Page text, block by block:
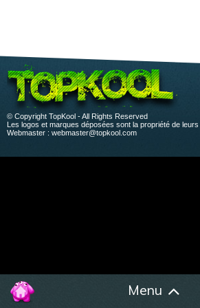
Menu
© Copyright TopKool - All Rights Reserved
Les logos et marques déposées sont la propriété de
Webmaster : webmaster@topkool.com